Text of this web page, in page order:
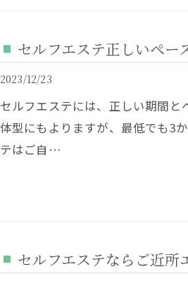
セルフエステ正しいペー
2023/12/23
セルフエステには、正しい期間と
体型にもよりますが、最低でも3
テはご自…
セルフエステならご近所